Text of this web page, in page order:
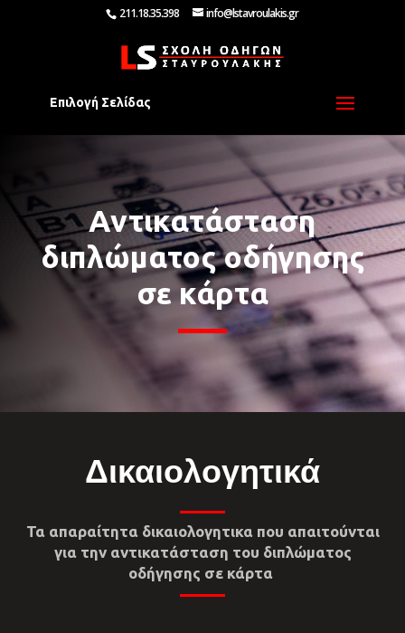
211.18.35.398 info@lstavroulakis.gr
Επιλογή Σελίδας
Αντικατάσταση
διπλώματος οδήγησης
σε κάρτα
Δικαιολογητικά
Τα απαραίτητα δικαιολογητικα που απαιτούνται
για την αντικατάσταση του διπλώματος
οδήγησης σε κάρτα